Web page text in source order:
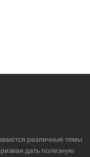
различные темы
дать полезную